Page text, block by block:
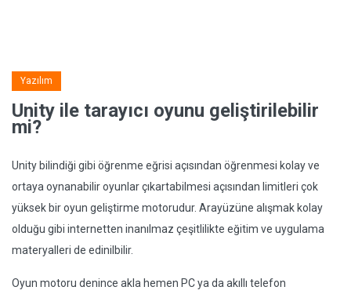
Yazılım
Unity ile tarayıcı oyunu geliştirilebilir
mi?
Unity bilindiği gibi öğrenme eğrisi açısından öğrenmesi kolay ve
ortaya oynanabilir oyunlar çıkartabilmesi açısından limitleri çok
yüksek bir oyun geliştirme motorudur. Arayüzüne alışmak kolay
olduğu gibi internetten inanılmaz çeşitlilikte eğitim ve uygulama
materyalleri de edinilbilir.
Oyun motoru denince akla hemen PC ya da akıllı telefon